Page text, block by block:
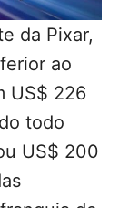
da Pixar,
ao
US$ 226
todo
US$ 200